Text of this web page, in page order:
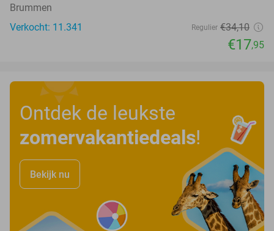
Brummen
Verkocht: 11.341
Regulier €34,10
€17,95
Ontdek de leukste
zomervakantiedeals!
Bekijk nu